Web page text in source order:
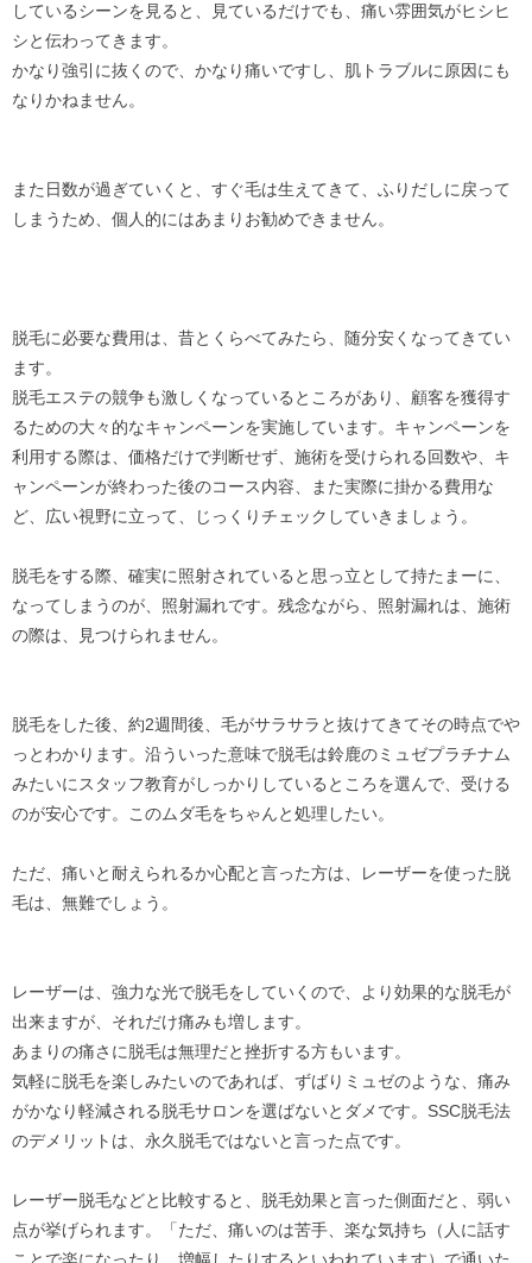
しているシーンを見ると、見ているだけでも、痛い雰囲気がヒシヒ
シと伝わってきます。
かなり強引に抜くので、かなり痛いですし、肌トラブルに原因にも
なりかねません。
また日数が過ぎていくと、すぐ毛は生えてきて、ふりだしに戻って
しまうため、個人的にはあまりお勧めできません。
脱毛に必要な費用は、昔とくらべてみたら、随分安くなってきてい
ます。
脱毛エステの競争も激しくなっているところがあり、顧客を獲得す
るための大々的なキャンペーンを実施しています。キャンペーンを
利用する際は、価格だけで判断せず、施術を受けられる回数や、キ
ャンペーンが終わった後のコース内容、また実際に掛かる費用な
ど、広い視野に立って、じっくりチェックしていきましょう。
脱毛をする際、確実に照射されていると思っ立として持たまーに、
なってしまうのが、照射漏れです。残念ながら、照射漏れは、施術
の際は、見つけられません。
脱毛をした後、約2週間後、毛がサラサラと抜けてきてその時点でや
っとわかります。沿ういった意味で脱毛は鈴鹿のミュゼプラチナム
みたいにスタッフ教育がしっかりしているところを選んで、受ける
のが安心です。このムダ毛をちゃんと処理したい。
ただ、痛いと耐えられるか心配と言った方は、レーザーを使った脱
毛は、無難でしょう。
レーザーは、強力な光で脱毛をしていくので、より効果的な脱毛が
出来ますが、それだけ痛みも増します。
あまりの痛さに脱毛は無理だと挫折する方もいます。
気軽に脱毛を楽しみたいのであれば、ずばりミュゼのような、痛み
がかなり軽減される脱毛サロンを選ばないとダメです。SSC脱毛法
のデメリットは、永久脱毛ではないと言った点です。
レーザー脱毛などと比較すると、脱毛効果と言った側面だと、弱い
点が挙げられます。「ただ、痛いのは苦手、楽な気持ち（人に話す